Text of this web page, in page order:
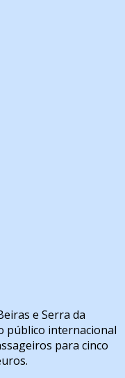
e Serra da
público internacional
para cinco